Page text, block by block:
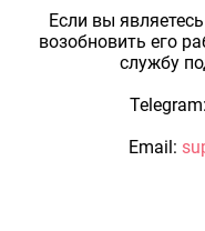
Если вы
возобновить его
службу
Telegram:
Email: